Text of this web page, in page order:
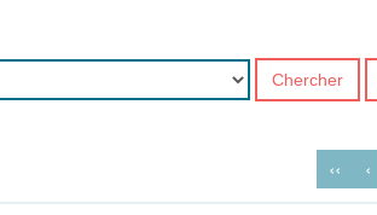
Chercher
‹‹ ‹